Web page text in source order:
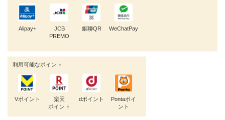
Alipay+
JCB
PREMO
銀聯QR WeChatPay
利用可能なポイント
Vポイント
楽天
ポイント
dポイント
Pontaポイ
ント